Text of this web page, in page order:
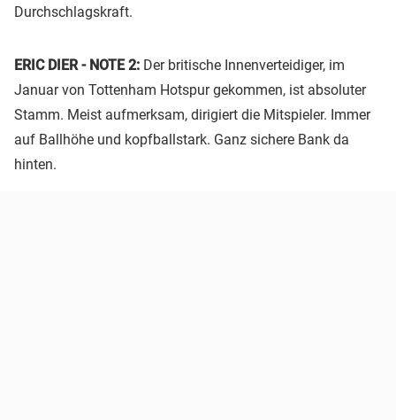
Durchschlagskraft.
ERIC DIER - NOTE 2: Der britische Innenverteidiger, im
Januar von Tottenham Hotspur gekommen, ist absoluter
Stamm. Meist aufmerksam, dirigiert die Mitspieler. Immer
auf Ballhöhe und kopfballstark. Ganz sichere Bank da
hinten.